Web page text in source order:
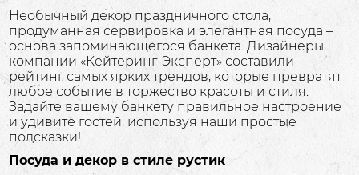
Необычный декор праздничного стола,
продуманная сервировка и элегантная посуда –
основа запоминающегося банкета. Дизайнеры
компании «Кейтеринг-Эксперт» составили
рейтинг самых ярких трендов, которые превратят
любое событие в торжество красоты и стиля.
Задайте вашему банкету правильное настроение
и удивите гостей, используя наши простые
подсказки!
Посуда и декор в стиле рустик